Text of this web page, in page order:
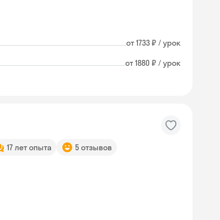
от 1733 ₽ / урок
от 1880 ₽ / урок
17 лет опыта 5 отзывов